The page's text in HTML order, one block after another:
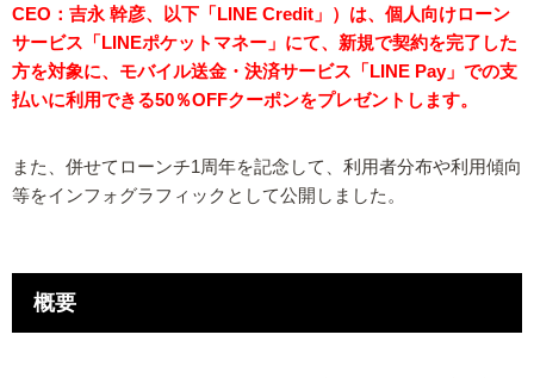
CEO：吉永 幹彦、以下「LINE Credit」）は、個人向けローン
サービス「LINEポケットマネー」にて、新規で契約を完了した
方を対象に、モバイル送金・決済サービス「LINE Pay」での支
払いに利用できる50％OFFクーポンをプレゼントします。
また、併せてローンチ1周年を記念して、利用者分布や利用傾向
等をインフォグラフィックとして公開しました。
概要